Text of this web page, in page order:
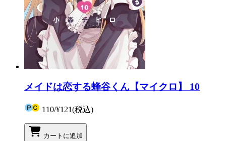
メイドは恋する蜂谷くん【マイクロ】 10
110/¥121(税込)
カートに追加